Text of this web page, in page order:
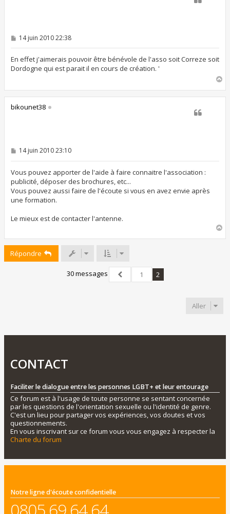
M
s
a
g
14 juin 2010 22:38
En effet j'aimerais pouvoir être bénévole de l'asso soit Correze soit
Dordogne qui est parait il en cours de création. '
a
u
bikounet38
M
s
s
a
g
e
14 juin 2010 23:10
Vous pouvez apporter de l'aide à faire connaitre l'association :
publicité, déposer des brochures, etc...
Vous pouvez aussi faire de l'écoute si vous en avez envie après
une formation.
Le mieux est de contacter l'antenne.
Répondre
30 messages
Précédent
1 2
Aller
CONTACT
Faciliter le dialogue entre les personnes LGBT+ et leur entourage
Ce forum est à l'usage de toute personne se sentant concernée
par les questions de l'orientation sexuelle ou l'identité de genre.
C'est un lieu pour partager vos expériences, vos doutes et vos
questionnements.
En vous inscrivant sur ce forum vous vous engagez à respecter la
Charte du forum
Notre ligne d'écoute confidentielle